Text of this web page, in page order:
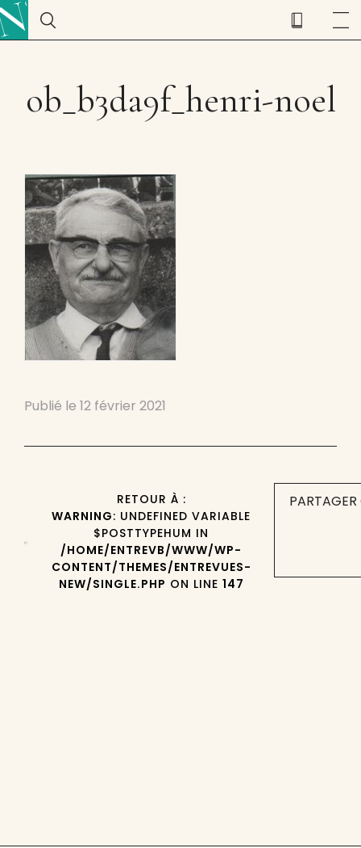
ob_b3da9f_henri-noel
Publié le 12 février 2021
RETOUR À :
WARNING: UNDEFINED VARIABLE
$POSTTYPEHUM IN
/HOME/ENTREVB/WWW/WP-
CONTENT/THEMES/ENTREVUES-
NEW/SINGLE.PHP ON LINE 147